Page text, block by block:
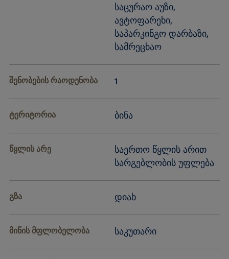
საცურაო აუზი,
ავტოფარეხი,
საპარკინგო დარბაზი,
სამრეცხაო
შენობების რაოდენობა 1
ტერიტორია ბინა
წყლის არე
საერთო წყლის არით
სარგებლობის უფლება
გზა დიახ
მიწის მფლობელობა საკუთარი